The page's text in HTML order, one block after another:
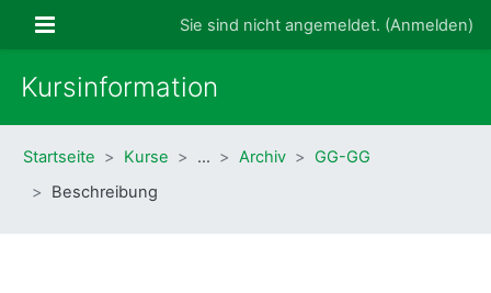
Website-ÜbersichtSie sind nicht angemeldet. (Anmelden)
Kursinformation
Startseite Kurse … Archiv
GG-GG
Beschreibung